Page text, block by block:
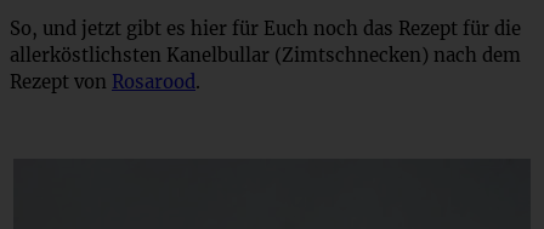
So, und jetzt gibt es hier für Euch noch das Rezept für die
allerköstlichsten Kanelbullar (Zimtschnecken) nach dem
Rezept von Rosarood.